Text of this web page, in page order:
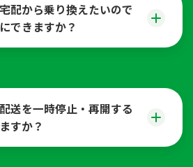
配から乗り換えたいので
できますか？
送を一時停止・再開する
すか？